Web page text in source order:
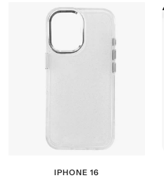
IPHONE 16